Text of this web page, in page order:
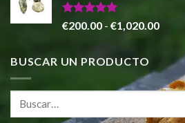
€165.00
Valorado
€200.00 - €1,020.00Rango
desde
BUSCAR UN PRODUCTO